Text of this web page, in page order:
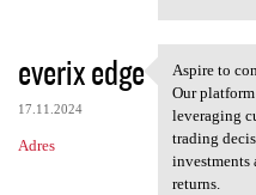
everix edge
17.11.2024
Adres
Aspire to
Aspire to
Our
leveraging
trading
investments
returns.